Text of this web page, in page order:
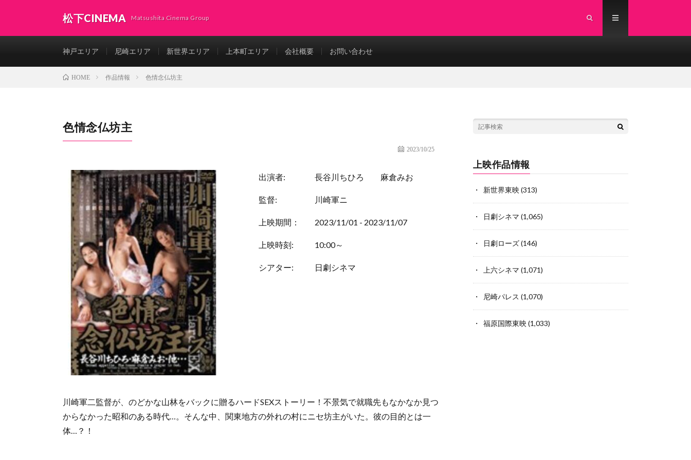
松下CINEMA Matsushita Cinema Group
神戸エリア 尼崎エリア 新世界エリア 上本町エリア 会社概要 お問い合わせ
HOME 作品情報 色情念仏坊主
色情念仏坊主
2023/10/25
出演者: 長谷川ちひろ 麻倉みお
監督: 川崎軍ニ
上映期間： 2023/11/01 - 2023/11/07
上映時刻: 10:00～
シアター: 日劇シネマ
川崎軍二監督が、のどかな山林をバックに贈るハードSEXストーリー！不景気で就職先もなかなか見つ
からなかった昭和のある時代…。そんな中、関東地方の外れの村にニセ坊主がいた。彼の目的とは一
体…？！
上映作品情報
新世界東映(313)
日劇シネマ (1,065)
日劇ローズ(146)
上六シネマ (1,071)
尼崎パレス (1,070)
福原国際東映(1,033)